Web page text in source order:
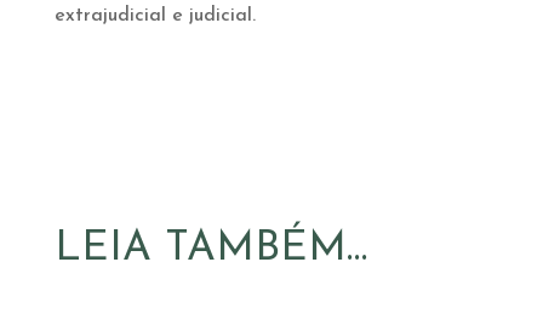
extrajudicial e judicial.
LEIA TAMBÉM…